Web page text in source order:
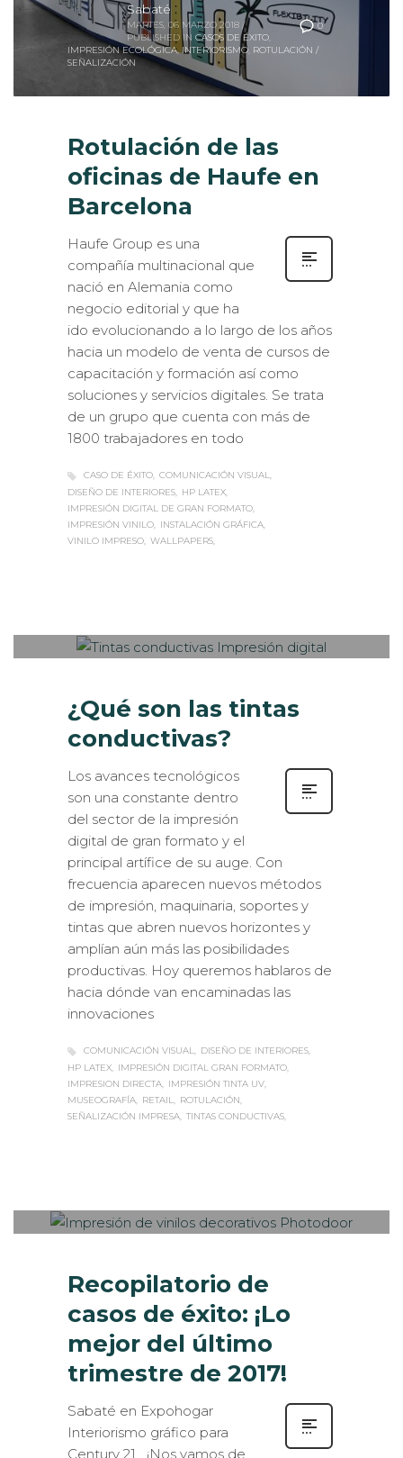
0
Sabaté
MARTES, 06 MARZO 2018 /
PUBLISHED IN CASOS DE ÉXITO,
IMPRESIÓN ECOLÓGICA,INTERIORISMO ROTULACIÓN /
SEÑALIZACIÓN
Rotulación de las
oficinas de Haufe en
Barcelona
Haufe Group es una
compañía multinacional que
nació en Alemania como
negocio editorial y que ha
ido evolucionando a lo largo de los años
hacia un modelo de venta de cursos de
capacitación y formación así como
soluciones y servicios digitales. Se trata
de un grupo que cuenta con más de
1800 trabajadores en todo
CASO DE ÉXITO COMUNICACIÓN VISUAL
DISEÑO DE INTERIORES
HP LATEX
IMPRESIÓN DIGITAL DE GRAN FORMATO
IMPRESIÓN VINILO
INSTALACIÓN GRÁFICA
VINILO IMPRESO WALLPAPERS
¿Qué son las tintas
conductivas?
Los avances tecnológicos
son una constante dentro
del sector de la impresión
digital de gran formato y el
principal artífice de su auge. Con
frecuencia aparecen nuevos métodos
de impresión, maquinaria, soportes y
tintas que abren nuevos horizontes y
amplían aún más las posibilidades
productivas. Hoy queremos hablaros de
hacia dónde van encaminadas las
innovaciones
COMUNICACIÓN VISUAL
DISEÑO DE INTERIORES
HP LATEX
IMPRESIÓN DIGITAL GRAN FORMATO
IMPRESION DIRECTA
IMPRESIÓN TINTA UV
MUSEOGRAFÍA
RETAIL
ROTULACIÓN
SEÑALIZACIÓN IMPRESA TINTAS CONDUCTIVAS
Recopilatorio de
casos de éxito: ¡Lo
mejor del último
trimestre de 2017!
Sabaté en Expohogar
Interiorismo gráfico para
Century 21 ¡Nos vamos de